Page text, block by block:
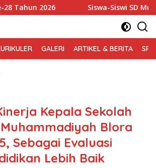
2026 Siswa-Siswi SD
GALERI ARTIKEL & BERITA
Kepala Sekolah
Muhammadiyah Blora
Sebagai Evaluasi
Lebih Baik